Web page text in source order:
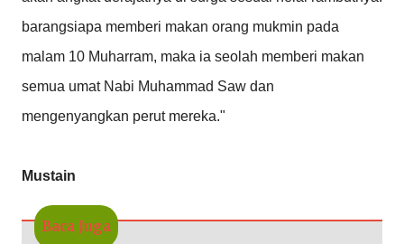
barangsiapa memberi makan orang mukmin pada
malam 10 Muharram, maka ia seolah memberi makan
semua umat Nabi Muhammad Saw dan
mengenyangkan perut mereka."
Mustain
Baca Juga